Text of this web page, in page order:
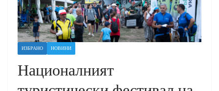
ИЗБРАНО НОВИНИ
Националният